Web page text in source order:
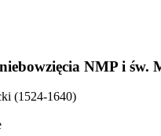
NMP i św.
(1524-1640)